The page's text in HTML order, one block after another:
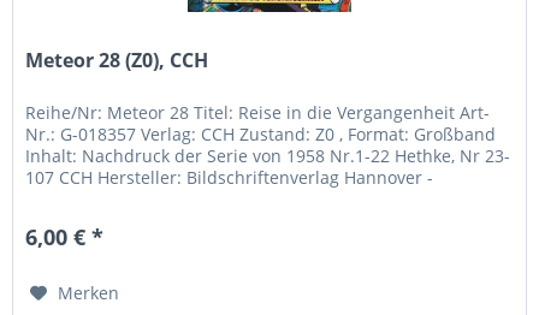
Meteor 28 (Z0), CCH
Reihe/Nr: Meteor 28 Titel: Reise in die Vergangenheit Art-
Nr.: G-018357 Verlag: CCH Zustand: Z0 , Format: Großband
Inhalt: Nachdruck der Serie von 1958 Nr.1-22 Hethke, Nr 23-
107 CCH Hersteller: Bildschriftenverlag Hannover -
6,00 € *
Merken